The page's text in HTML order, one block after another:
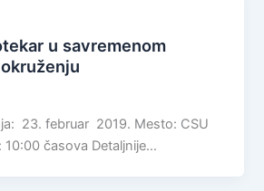
u savremenom
23. februar 2019. Mesto: CSU
10:00 časova Detaljnije…